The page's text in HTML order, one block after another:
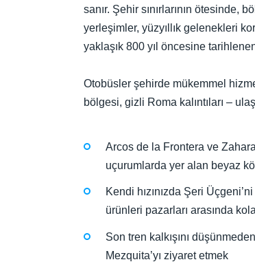
sanır. Şehir sınırlarının ötesinde,
yerleşimler, yüzyıllık gelenekleri
yaklaşık 800 yıl öncesine
Otobüsler şehirde mükemmel
bölgesi, gizli Roma kalıntıları –
Arcos de la Frontera ve
uçurumlarda yer alan beyaz
Kendi hızınızda Şeri
ürünleri pazarları arasında
Son tren kalkışını
Mezquita’yı ziyaret etmek